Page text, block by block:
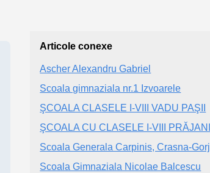
Articole conexe
Ascher Alexandru Gabriel
Scoala gimnaziala nr.1 Izvoarele
ŞCOALA CLASELE I-VIII VADU PAŞII
ŞCOALA CU CLASELE I-VIII PRĂJANI
Scoala Generala Carpinis, Crasna-Gorj
Scoala Gimnaziala Nicolae Balcescu